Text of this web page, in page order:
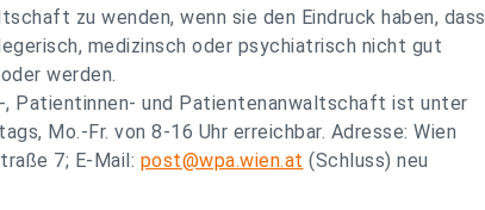
zu wenden, wenn sie den Eindruck haben, dass
medizinsch oder psychiatrisch nicht gut
werden.
, Patientinnen- und Patientenanwaltschaft ist unter
Mo.-Fr. von 8-16 Uhr erreichbar. Adresse: Wien
7; E-Mail: post@wpa.wien.at (Schluss) neu